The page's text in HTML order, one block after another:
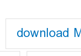
download